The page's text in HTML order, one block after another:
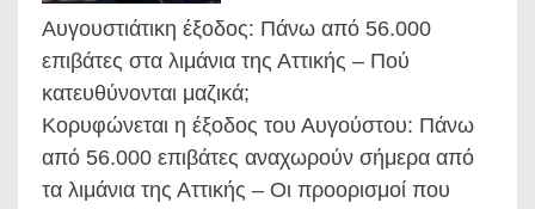
Αυγουστιάτικη έξοδος: Πάνω από 56.000
επιβάτες στα λιμάνια της Αττικής – Πού
κατευθύνονται μαζικά;
Κορυφώνεται η έξοδος του Αυγούστου: Πάνω
από 56.000 επιβάτες αναχωρούν σήμερα από
τα λιμάνια της Αττικής – Οι προορισμοί που